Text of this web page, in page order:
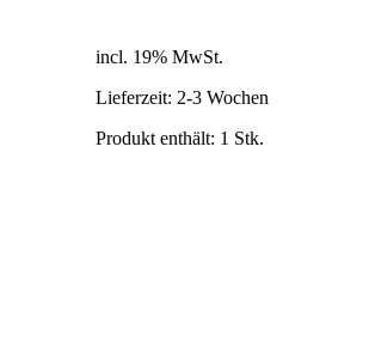
incl. 19% MwSt.
Lieferzeit: 2-3 Wochen
Produkt enthält: 1 Stk.